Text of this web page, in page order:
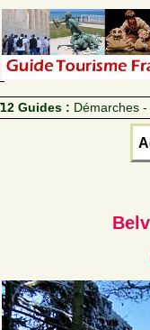
12 Guides : Démarches